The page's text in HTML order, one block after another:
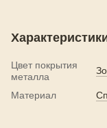
Цвет покрытия
металла
Материал